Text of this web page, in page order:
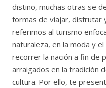
distino, muchas otras se
formas de viajar, disfrutar
referimos al turismo
naturaleza, en la moda y
recorrer la nación a fin de
arraigados en la tradición
cultura. Por ello, te